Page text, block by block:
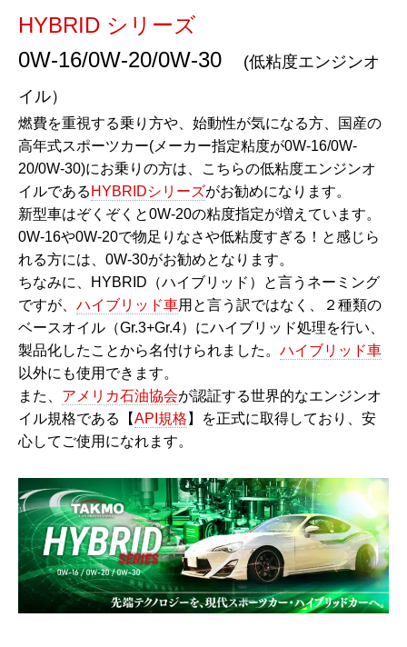
HYBRID シリーズ
0W-16/0W-20/0W-30
(低粘度エンジンオ
イル）
燃費を重視する乗り方や、始動性が気になる方、国産の
高年式スポーツカー(メーカー指定粘度が0W-16/0W-
20/0W-30)にお乗りの方は、こちらの低粘度エンジンオ
イルである HYBRIDシリーズがお勧めになります。
新型車はぞくぞくと0W-20の粘度指定が増えています。
0W-16や0W-20で物足りなさや低粘度すぎる！と感じら
れる方には、0W-30がお勧めとなります。
ちなみに、HYBRID（ハイブリッド）と言うネーミング
ですが、 ハイブリッド車用と言う訳ではなく、２種類の
ベースオイル（Gr.3+Gr.4）にハイブリッド処理を行い、
製品化したことから名付けられました。 ハイブリッド車
以外にも使用できます。
また、 アメリカ石油協会が認証する世界的なエンジンオ
イル規格である【API規格 】を正式に取得しており、安
心してご使用になれます。